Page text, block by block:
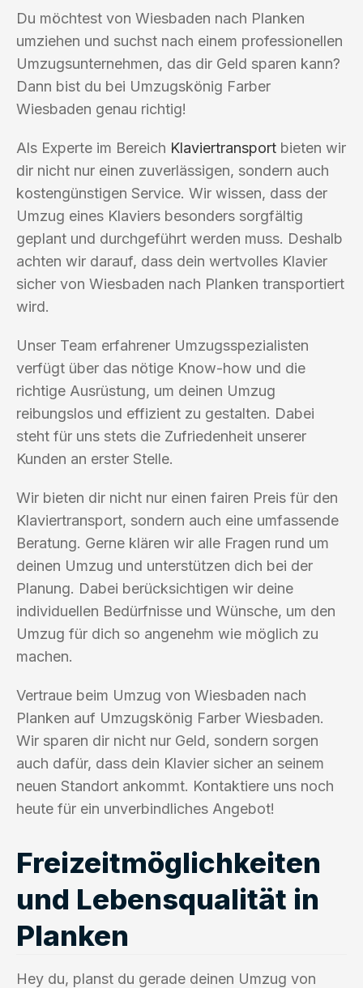
Du möchtest von Wiesbaden nach Planken
umziehen und suchst nach einem professionellen
Umzugsunternehmen, das dir Geld sparen kann?
Dann bist du bei Umzugskönig Farber
Wiesbaden genau richtig!
Als Experte im Bereich Klaviertransport bieten wir
dir nicht nur einen zuverlässigen, sondern auch
kostengünstigen Service. Wir wissen, dass der
Umzug eines Klaviers besonders sorgfältig
geplant und durchgeführt werden muss. Deshalb
achten wir darauf, dass dein wertvolles Klavier
sicher von Wiesbaden nach Planken transportiert
wird.
Unser Team erfahrener Umzugsspezialisten
verfügt über das nötige Know-how und die
richtige Ausrüstung, um deinen Umzug
reibungslos und effizient zu gestalten. Dabei
steht für uns stets die Zufriedenheit unserer
Kunden an erster Stelle.
Wir bieten dir nicht nur einen fairen Preis für den
Klaviertransport, sondern auch eine umfassende
Beratung. Gerne klären wir alle Fragen rund um
deinen Umzug und unterstützen dich bei der
Planung. Dabei berücksichtigen wir deine
individuellen Bedürfnisse und Wünsche, um den
Umzug für dich so angenehm wie möglich zu
machen.
Vertraue beim Umzug von Wiesbaden nach
Planken auf Umzugskönig Farber Wiesbaden.
Wir sparen dir nicht nur Geld, sondern sorgen
auch dafür, dass dein Klavier sicher an seinem
neuen Standort ankommt. Kontaktiere uns noch
heute für ein unverbindliches Angebot!
Freizeitmöglichkeiten
und Lebensqualität in
Planken
Hey du, planst du gerade deinen Umzug von